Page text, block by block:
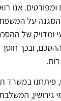
ומפורטים. אנו
המגנה על
ומדויק של
ובכך חוסך
פיתחנו במשרד
גירושין,